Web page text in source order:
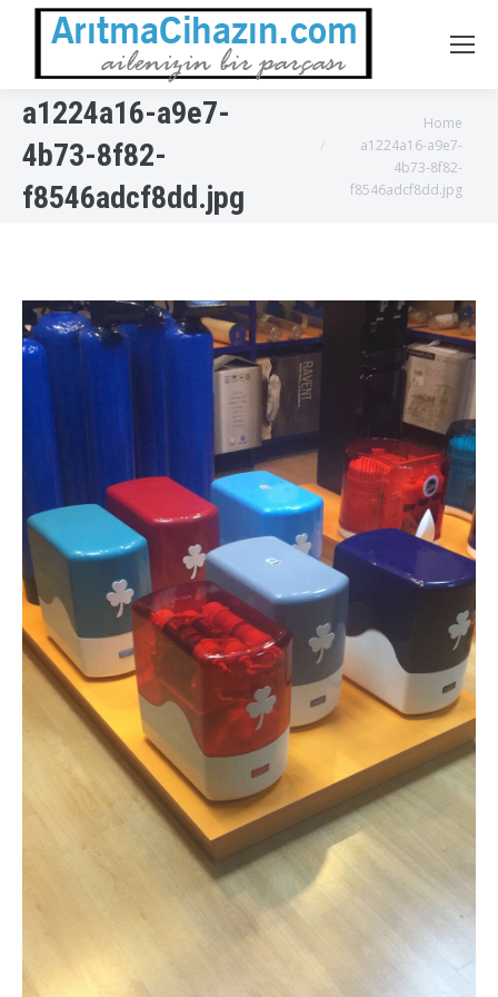
a1224a16-a9e7-
4b73-8f82-
f8546adcf8dd.jpg
Home
a1224a16-a9e7-
4b73-8f82-
f8546adcf8dd.jpg